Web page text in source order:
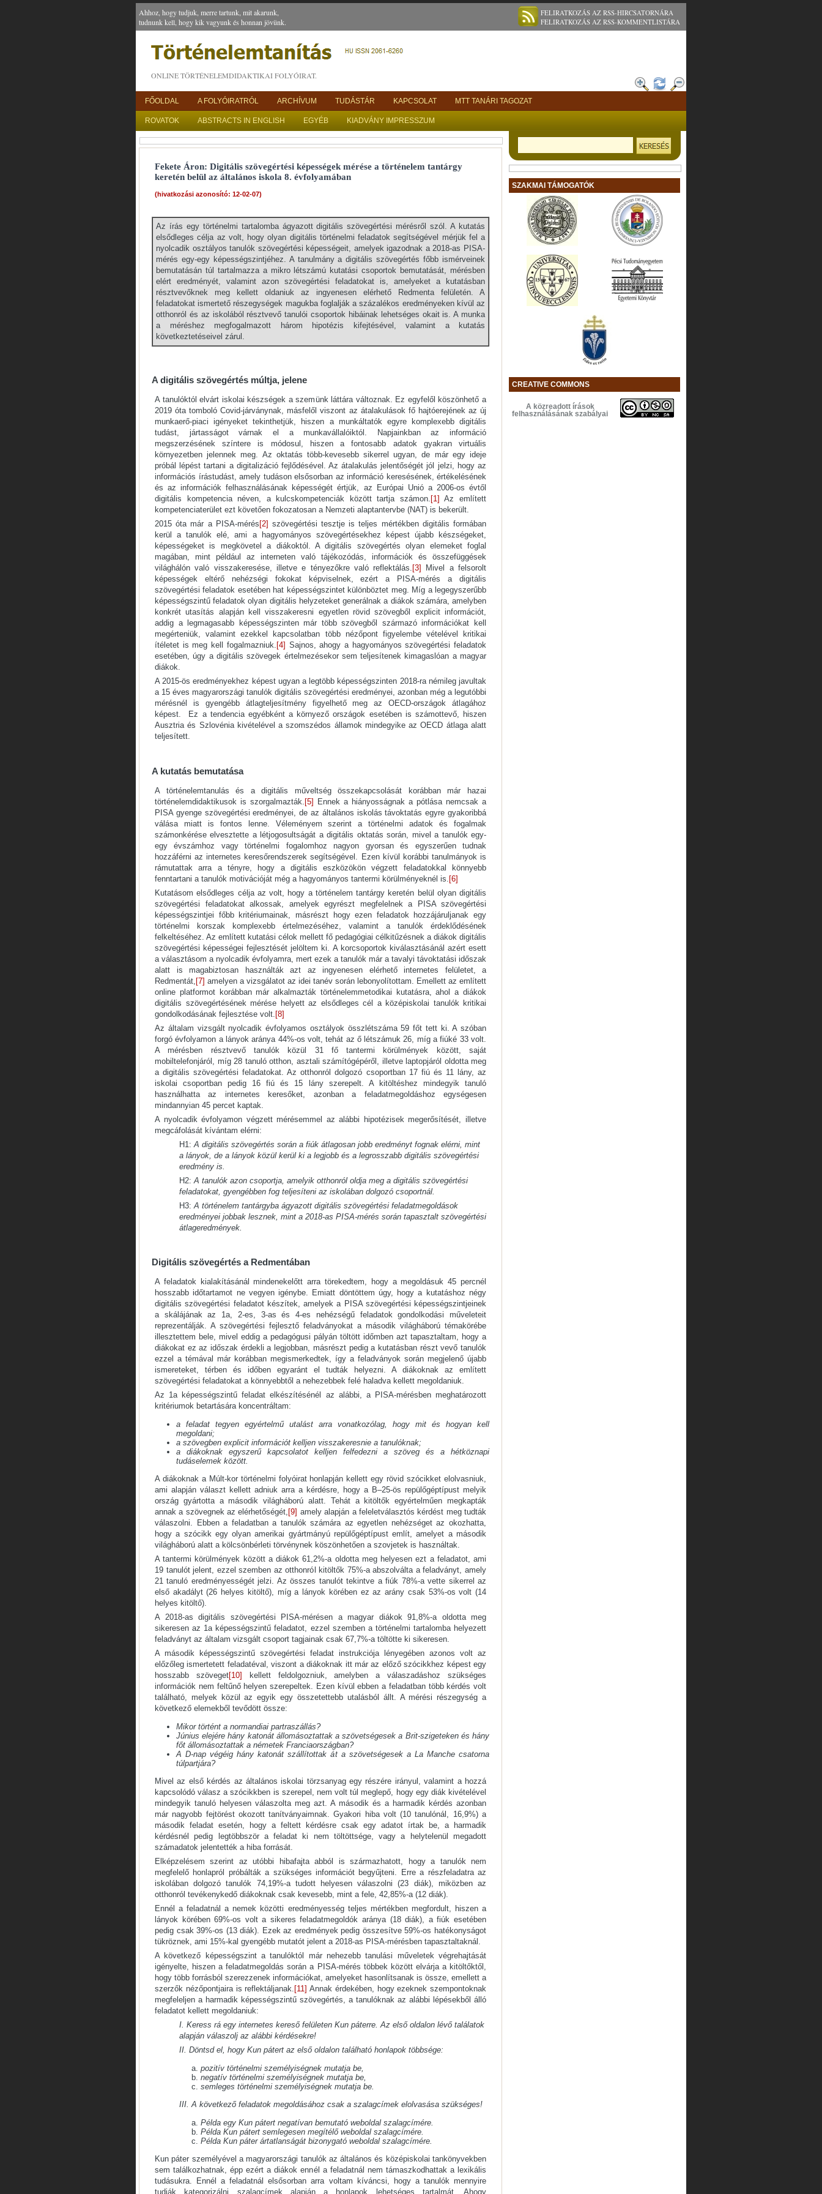
Ahhoz, hogy tudjuk, merre tartunk, mit akarunk,
tudnunk kell, hogy kik vagyunk és honnan jövünk.
FELIRATKOZÁS AZ RSS-HIRCSATORNÁRA
FELIRATKOZÁS AZ RSS-KOMMENTLISTÁRA
ONLINE TÖRTÉNELEMDIDAKTIKAI FOLYÓIRAT.
FŐOLDAL A FOLYÓIRATRÓL ARCHÍVUM TUDÁSTÁR KAPCSOLAT MTT TANÁRI TAGOZAT
ROVATOK ABSTRACTS IN ENGLISH EGYÉB KIADVÁNY IMPRESSZUM
Fekete Áron: Digitális szövegértési képességek mérése a történelem tantárgy
keretén belül az általános iskola 8. évfolyamában
(hivatkozási azonosító: 12-02-07)
Az írás egy történelmi tartalomba ágyazott digitális szövegértési mérésről szól. A kutatás
elsődleges célja az volt, hogy olyan digitális történelmi feladatok segítségével mérjük fel a
nyolcadik osztályos tanulók szövegértési képességeit, amelyek igazodnak a 2018-as PISA-
mérés egy-egy képességszintjéhez. A tanulmány a digitális szövegértés főbb ismérveinek
bemutatásán túl tartalmazza a mikro létszámú kutatási csoportok bemutatását, mérésben
elért eredményét, valamint azon szövegértési feladatokat is, amelyeket a kutatásban
résztvevőknek meg kellett oldaniuk az ingyenesen elérhető Redmenta felületén. A
feladatokat ismertető részegységek magukba foglalják a százalékos eredményeken kívül az
otthonról és az iskolából résztvevő tanulói csoportok hibáinak lehetséges okait is. A munka
a méréshez megfogalmazott három hipotézis kifejtésével, valamint a kutatás
következtetéseivel zárul.
A digitális szövegértés múltja, jelene
A tanulóktól elvárt iskolai készségek a szemünk láttára változnak. Ez egyfelől köszönhető a
2019 óta tomboló Covid-járványnak, másfelől viszont az átalakulások fő hajtóerejének az új
munkaerő-piaci igényeket tekinthetjük, hiszen a munkáltatók egyre komplexebb digitális
tudást, jártasságot várnak el a munkavállalóiktól. Napjainkban az információ
megszerzésének színtere is módosul, hiszen a fontosabb adatok gyakran virtuális
környezetben jelennek meg. Az oktatás több-kevesebb sikerrel ugyan, de már egy ideje
próbál lépést tartani a digitalizáció fejlődésével. Az átalakulás jelentőségét jól jelzi, hogy az
információs írástudást, amely tudáson elsősorban az információ keresésének, értékelésének
és az információk felhasználásának képességét értjük, az Európai Unió a 2006-os évtől
digitális kompetencia néven, a kulcskompetenciák között tartja számon. [1] Az említett
kompetenciaterület ezt követően fokozatosan a Nemzeti alaptantervbe (NAT) is bekerült.
2015 óta már a PISA-mérés [2] szövegértési tesztje is teljes mértékben digitális formában
kerül a tanulók elé, ami a hagyományos szövegértésekhez képest újabb készségeket,
képességeket is megkövetel a diákoktól. A digitális szövegértés olyan elemeket foglal
magában, mint például az interneten való tájékozódás, információk és összefüggések
világhálón való visszakeresése, illetve e tényezőkre való reflektálás. [3]
Mivel a felsorolt
képességek eltérő nehézségi fokokat képviselnek, ezért a PISA-mérés a digitális
szövegértési feladatok esetében hat képességszintet különböztet meg. Míg a legegyszerűbb
képességszintű feladatok olyan digitális helyzeteket generálnak a diákok számára, amelyben
konkrét utasítás alapján kell visszakeresni egyetlen rövid szövegből explicit információt,
addig a legmagasabb képességszinten már több szövegből származó információkat kell
megérteniük, valamint ezekkel kapcsolatban több nézőpont figyelembe vételével kritikai
ítéletet is meg kell fogalmazniuk. [4] Sajnos, ahogy a hagyományos szövegértési feladatok
esetében, úgy a digitális szövegek értelmezésekor sem teljesítenek kimagaslóan a magyar
diákok.
A 2015-ös eredményekhez képest ugyan a legtöbb képességszinten 2018-ra némileg javultak
a 15 éves magyarországi tanulók digitális szövegértési eredményei, azonban még a legutóbbi
mérésnél is gyengébb átlagteljesítmény figyelhető meg az OECD-országok átlagához
képest. Ez a tendencia egyébként a környező országok esetében is számottevő, hiszen
Ausztria és Szlovénia kivételével a szomszédos államok mindegyike az OECD átlaga alatt
teljesített.
A kutatás bemutatása
A történelemtanulás és a digitális műveltség összekapcsolását korábban már hazai
történelemdidaktikusok is szorgalmazták. [5]
Ennek a hiányosságnak a pótlása nemcsak a
PISA gyenge szövegértési eredményei, de az általános iskolás távoktatás egyre gyakoribbá
válása miatt is fontos lenne. Véleményem szerint a történelmi adatok és fogalmak
számonkérése elvesztette a létjogosultságát a digitális oktatás során, mivel a tanulók egy-
egy évszámhoz vagy történelmi fogalomhoz nagyon gyorsan és egyszerűen tudnak
hozzáférni az internetes keresőrendszerek segítségével. Ezen kívül korábbi tanulmányok is
rámutattak arra a tényre, hogy a digitális eszközökön végzett feladatokkal könnyebb
fenntartani a tanulók motivációját még a hagyományos tantermi körülményeknél is. [6]
Kutatásom elsődleges célja az volt, hogy a történelem tantárgy keretén belül olyan digitális
szövegértési feladatokat alkossak, amelyek egyrészt megfelelnek a PISA szövegértési
képességszintjei főbb kritériumainak, másrészt hogy ezen feladatok hozzájáruljanak egy
történelmi korszak komplexebb értelmezéséhez, valamint a tanulók érdeklődésének
felkeltéséhez. Az említett kutatási célok mellett fő pedagógiai célkitűzésnek a diákok digitális
szövegértési képességei fejlesztését jelöltem ki. A korcsoportok kiválasztásánál azért esett
a választásom a nyolcadik évfolyamra, mert ezek a tanulók már a tavalyi távoktatási időszak
alatt is magabiztosan használták azt az ingyenesen elérhető internetes felületet, a
Redmentát, [7] amelyen a vizsgálatot az idei tanév során lebonyolítottam. Emellett az említett
online platformot korábban már alkalmazták történelemmetodikai kutatásra, ahol a diákok
digitális szövegértésének mérése helyett az elsődleges cél a középiskolai tanulók kritikai
gondolkodásának fejlesztése volt. [8]
Az általam vizsgált nyolcadik évfolyamos osztályok összlétszáma 59 főt tett ki. A szóban
forgó évfolyamon a lányok aránya 44%-os volt, tehát az ő létszámuk 26, míg a fiúké 33 volt.
A mérésben résztvevő tanulók közül 31 fő tantermi körülmények között, saját
mobiltelefonjáról, míg 28 tanuló otthon, asztali számítógépéről, illetve laptopjáról oldotta meg
a digitális szövegértési feladatokat. Az otthonról dolgozó csoportban 17 fiú és 11 lány, az
iskolai csoportban pedig 16 fiú és 15 lány szerepelt. A kitöltéshez mindegyik tanuló
használhatta az internetes keresőket, azonban a feladatmegoldáshoz egységesen
mindannyian 45 percet kaptak.
A nyolcadik évfolyamon végzett mérésemmel az alábbi hipotézisek megerősítését, illetve
megcáfolását kívántam elérni:
H1: A digitális szövegértés során a fiúk átlagosan jobb eredményt fognak elérni, mint
a lányok, de a lányok közül kerül ki a legjobb és a legrosszabb digitális szövegértési
eredmény is.
H2: A tanulók azon csoportja, amelyik otthonról oldja meg a digitális szövegértési
feladatokat, gyengébben fog teljesíteni az iskolában dolgozó csoportnál.
H3: A történelem tantárgyba ágyazott digitális szövegértési feladatmegoldások
eredményei jobbak lesznek, mint a 2018-as PISA-mérés során tapasztalt szövegértési
átlageredmények.
Digitális szövegértés a Redmentában
A feladatok kialakításánál mindenekelőtt arra törekedtem, hogy a megoldásuk 45 percnél
hosszabb időtartamot ne vegyen igénybe. Emiatt döntöttem úgy, hogy a kutatáshoz négy
digitális szövegértési feladatot készítek, amelyek a PISA szövegértési képességszintjeinek
a skálájának az 1a, 2-es, 3-as és 4-es nehézségű feladatok gondolkodási műveleteit
reprezentálják. A szövegértési fejlesztő feladványokat a második világháború témakörébe
illesztettem bele, mivel eddig a pedagógusi pályán töltött időmben azt tapasztaltam, hogy a
diákokat ez az időszak érdekli a legjobban, másrészt pedig a kutatásban részt vevő tanulók
ezzel a témával már korábban megismerkedtek, így a feladványok során megjelenő újabb
ismereteket, térben és időben egyaránt el tudták helyezni. A diákoknak az említett
szövegértési feladatokat a könnyebbtől a nehezebbek felé haladva kellett megoldaniuk.
Az 1a képességszintű feladat elkészítésénél az alábbi, a PISA-mérésben meghatározott
kritériumok betartására koncentráltam:
a feladat tegyen egyértelmű utalást arra vonatkozólag, hogy mit és hogyan kell
megoldani;
a szövegben explicit információt kelljen visszakeresnie a tanulóknak;
a diákoknak egyszerű kapcsolatot kelljen felfedezni a szöveg és a hétköznapi
tudáselemek között.
A diákoknak a Múlt-kor történelmi folyóirat honlapján kellett egy rövid szócikket elolvasniuk,
ami alapján választ kellett adniuk arra a kérdésre, hogy a B–25-ös repülőgéptípust melyik
ország gyártotta a második világháború alatt. Tehát a kitöltők egyértelműen megkapták
annak a szövegnek az elérhetőségét, [9] amely alapján a feleletválasztós kérdést meg tudták
válaszolni. Ebben a feladatban a tanulók számára az egyetlen nehézséget az okozhatta,
hogy a szócikk egy olyan amerikai gyártmányú repülőgéptípust említ, amelyet a második
világháború alatt a kölcsönbérleti törvénynek köszönhetően a szovjetek is használtak.
A tantermi körülmények között a diákok 61,2%-a oldotta meg helyesen ezt a feladatot, ami
19 tanulót jelent, ezzel szemben az otthonról kitöltők 75%-a abszolválta a feladványt, amely
21 tanuló eredményességét jelzi. Az összes tanulót tekintve a fiúk 78%-a vette sikerrel az
első akadályt (26 helyes kitöltő), míg a lányok körében ez az arány csak 53%-os volt (14
helyes kitöltő).
A 2018-as digitális szövegértési PISA-mérésen a magyar diákok 91,8%-a oldotta meg
sikeresen az 1a képességszintű feladatot, ezzel szemben a történelmi tartalomba helyezett
feladványt az általam vizsgált csoport tagjainak csak 67,7%-a töltötte ki sikeresen.
A második képességszintű szövegértési feladat instrukciója lényegében azonos volt az
előzőleg ismertetett feladatéval, viszont a diákoknak itt már az előző szócikkhez képest egy
hosszabb szöveget[10]
kellett feldolgozniuk, amelyben a válaszadáshoz szükséges
információk nem feltűnő helyen szerepeltek. Ezen kívül ebben a feladatban több kérdés volt
található, melyek közül az egyik egy összetettebb utalásból állt. A mérési részegység a
következő elemekből tevődött össze:
Mikor történt a normandiai partraszállás?
Június elejére hány katonát állomásoztattak a szövetségesek a Brit-szigeteken és hány
főt állomásoztattak a németek Franciaországban?
A D-nap végéig hány katonát szállítottak át a szövetségesek a La Manche csatorna
túlpartjára?
Mivel az első kérdés az általános iskolai törzsanyag egy részére irányul, valamint a hozzá
kapcsolódó válasz a szócikkben is szerepel, nem volt túl meglepő, hogy egy diák kivételével
mindegyik tanuló helyesen válaszolta meg azt. A második és a harmadik kérdés azonban
már nagyobb fejtörést okozott tanítványaimnak. Gyakori hiba volt (10 tanulónál, 16,9%) a
második feladat esetén, hogy a feltett kérdésre csak egy adatot írtak be, a harmadik
kérdésnél pedig legtöbbször a feladat ki nem töltöttsége, vagy a helytelenül megadott
számadatok jelentették a hiba forrását.
Elképzelésem szerint az utóbbi hibafajta abból is származhatott, hogy a tanulók nem
megfelelő honlapról próbálták a szükséges információt begyűjteni. Erre a részfeladatra az
iskolában dolgozó tanulók 74,19%-a tudott helyesen válaszolni (23 diák), miközben az
otthonról tevékenykedő diákoknak csak kevesebb, mint a fele, 42,85%-a (12 diák).
Ennél a feladatnál a nemek közötti eredményesség teljes mértékben megfordult, hiszen a
lányok körében 69%-os volt a sikeres feladatmegoldók aránya (18 diák), a fiúk esetében
pedig csak 39%-os (13 diák). Ezek az eredmények pedig összesítve 59%-os hatékonyságot
tükröznek, ami 15%-kal gyengébb mutatót jelent a 2018-as PISA-mérésben tapasztaltaknál.
A következő képességszint a tanulóktól már nehezebb tanulási műveletek végrehajtását
igényelte, hiszen a feladatmegoldás során a PISA-mérés többek között elvárja a kitöltőktől,
hogy több forrásból szerezzenek információkat, amelyeket hasonlítsanak is össze, emellett a
szerzők nézőpontjaira is reflektáljanak. [11] Annak érdekében, hogy ezeknek szempontoknak
megfeleljen a harmadik képességszintű szövegértés, a tanulóknak az alábbi lépésekből álló
feladatot kellett megoldaniuk:
I. Keress rá egy internetes kereső felületen Kun páterre. Az első oldalon lévő találatok
alapján válaszolj az alábbi kérdésekre!
II. Döntsd el, hogy Kun pátert az első oldalon található honlapok többsége:
pozitív történelmi személyiségnek mutatja be,
negatív történelmi személyiségnek mutatja be,
semleges történelmi személyiségnek mutatja be.
III. A következő feladatok megoldásához csak a szalagcímek elolvasása szükséges!
Példa egy Kun pátert negatívan bemutató weboldal szalagcímére.
Példa Kun pátert semlegesen megítélő weboldal szalagcímére.
Példa Kun páter ártatlanságát bizonygató weboldal szalagcímére.
Kun páter személyével a magyarországi tanulók az általános és középiskolai tankönyvekben
sem találkozhatnak, épp ezért a diákok ennél a feladatnál nem támaszkodhattak a lexikális
tudásukra. Ennél a feladatnál elsősorban arra voltam kíváncsi, hogy a tanulók mennyire
tudják kategorizálni szalagcímek alapján a honlapok lehetséges tartalmát. Ahogy
SZAKMAI TÁMOGATÓK
CREATIVE COMMONS
A közreadott írások
felhasználásának szabályai